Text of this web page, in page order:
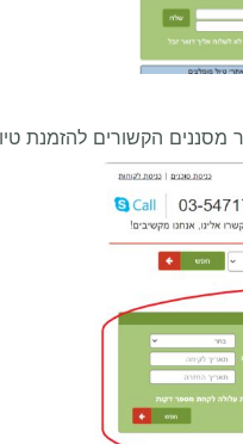
הקשורים להזמנת